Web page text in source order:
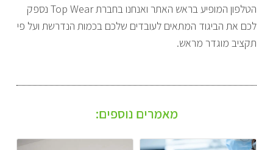
הטלפון המופיע בראש האתר ואנחנו בחברת Top Wear נספק
לכם את הביגוד המתאים לעובדים שלכם בכמות הנדרשת ועל פי
תקציב מוגדר מראש.
מאמרים נוספים: